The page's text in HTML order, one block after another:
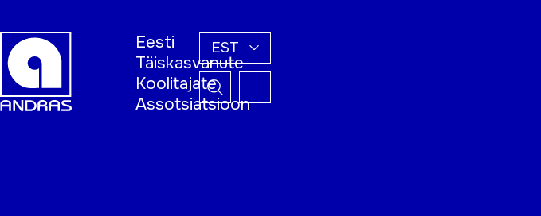
Eesti
Täiskasvanute
Koolitajate
Assotsiatsioon
EST